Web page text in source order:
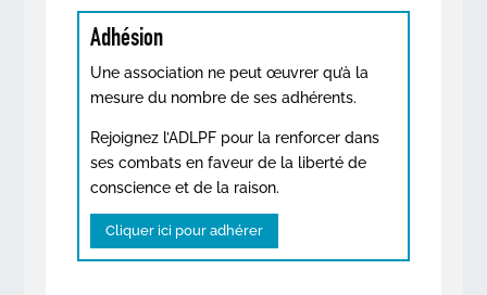
Adhésion
Une association ne peut œuvrer qu’à la
mesure du nombre de ses adhérents.
Rejoignez l’ADLPF pour la renforcer dans
ses combats en faveur de la liberté de
conscience et de la raison.
Cliquer ici pour adhérer